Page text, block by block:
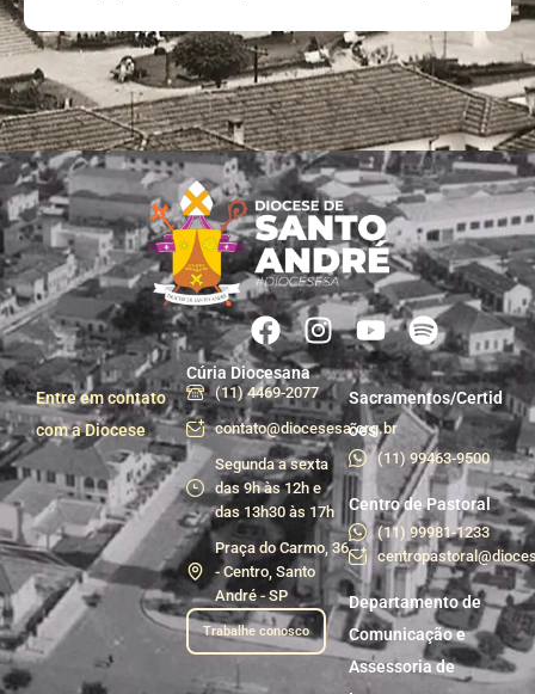
Entre em contato
com a Diocese
Cúria Diocesana
(11) 4469-2077
contato@diocesesa.org.br
Segunda a sexta
das 9h às 12h e
das 13h30 às 17h
Praça do Carmo, 36
- Centro, Santo
André - SP
Trabalhe conosco
Sacramentos/Certid
ões
(11) 99463-9500
Centro de Pastoral
(11) 99981-1233
Departamento de
Comunicação e
Assessoria de